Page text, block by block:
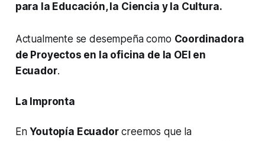
para la Educación, la Ciencia y la Cultura.
Actualmente se desempeña como Coordinadora
de Proyectos en la oficina de la OEI en
Ecuador.
La Impronta
EnYoutopía Ecuadorcreemos que la